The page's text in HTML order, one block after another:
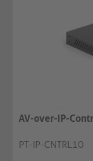
AV-over-IP-
PT-IP-CNTRL10